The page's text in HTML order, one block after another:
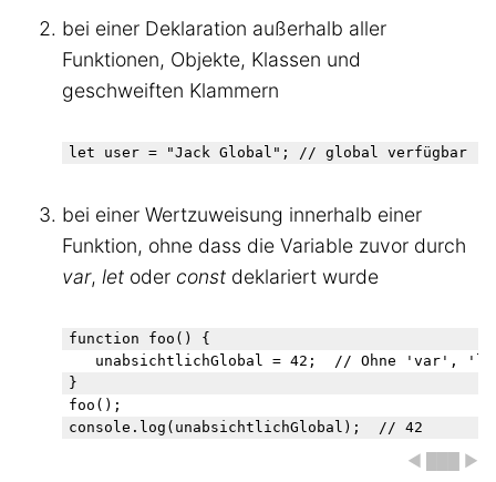
bei einer Deklaration außerhalb aller
Funktionen, Objekte, Klassen und
geschweiften Klammern
let user = "Jack Global"; // global verfügbar
bei einer Wertzuweisung innerhalb einer
Funktion, ohne dass die Variable zuvor durch
var, let oder const deklariert wurde
function foo() {
}
foo();
console.log(unabsichtlichGlobal);  // 42
◀ ███ ▶